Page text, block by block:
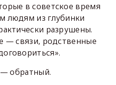
в советское время
людям из глубинки
разрушены.
— связи, родственные
— обратный.